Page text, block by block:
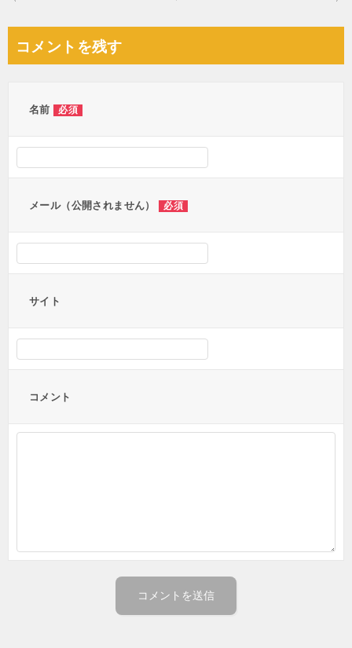
ビ
コメントを残す
名前 必須
メール（公開されません） 必須
サイト
コメント